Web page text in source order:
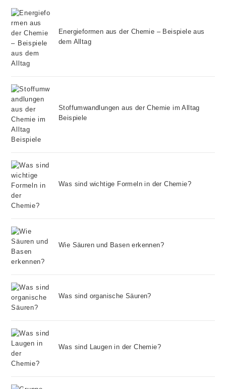
Energieformen aus der Chemie – Beispiele aus
dem Alltag
Stoffumwandlungen aus der Chemie im Alltag
Beispiele
Was sind wichtige Formeln in der Chemie?
Wie Säuren und Basen erkennen?
Was sind organische Säuren?
Was sind Laugen in der Chemie?